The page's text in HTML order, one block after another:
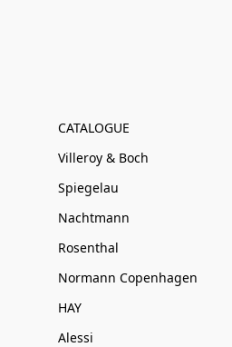
CATALOGUE
Villeroy & Boch
Spiegelau
Nachtmann
Rosenthal
Normann Copenhagen
HAY
Alessi